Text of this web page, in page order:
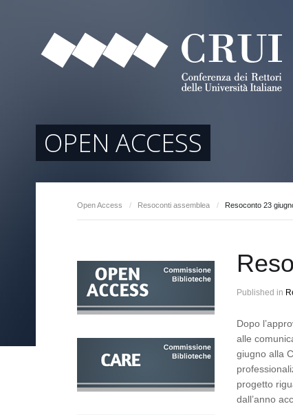
OPEN ACCESS
Open Access / Resoconti assemblea / Resoconto 23
Published in
Dopo
alle
giugno alla
progetto
dall’anno